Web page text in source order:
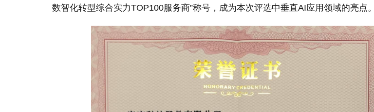
数智化转型综合实力TOP100服务商”称号，成为本次评选中垂直AI应用领域的亮点。